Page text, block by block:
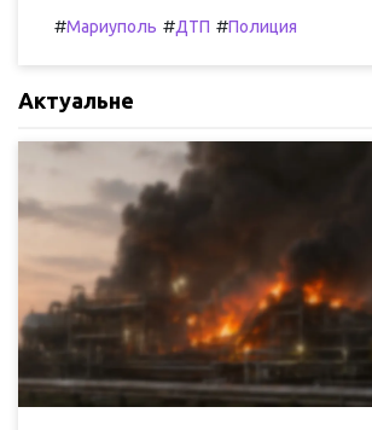
#Мариуполь #ДТП #Полиция
Актуальне